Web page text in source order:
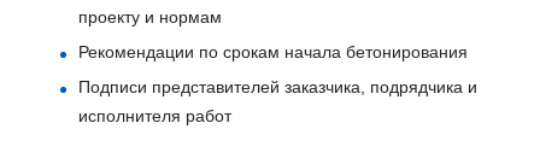
проекту и нормам
Рекомендации по срокам начала бетонирования
Подписи представителей заказчика, подрядчика и
исполнителя работ